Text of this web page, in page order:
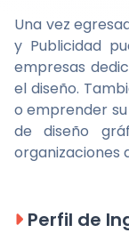
Una vez
y Publicidad
empresas
el diseño.
o emprender
de diseño
organizaciones
Perfil de